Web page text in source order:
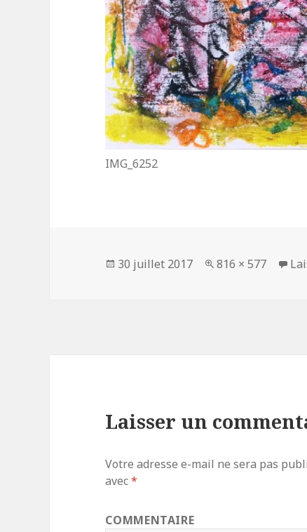
IMG_6252
Publié
30 juillet 2017
Taille
816 × 577
Laisser un
Votre adresse e-mail ne sera pas
avec*
COMMENTAIRE